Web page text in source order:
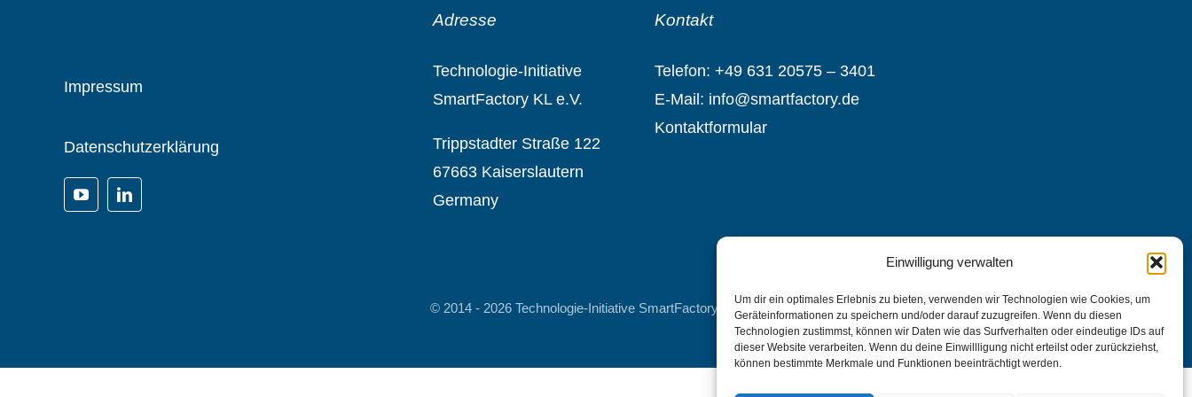
Einwilligung verwalten
Um dir ein optimales Erlebnis zu bieten, verwenden wir Technologien wie Cookies, um
Geräteinformationen zu speichern und/oder darauf zuzugreifen. Wenn du diesen
Technologien zustimmst, können wir Daten wie das Surfverhalten oder eindeutige IDs auf
dieser Website verarbeiten. Wenn du deine Einwillligung nicht erteilst oder zurückziehst,
können bestimmte Merkmale und Funktionen beeinträchtigt werden.
Impressum
Datenschutzerklärung
Adresse
Technologie-Initiative
SmartFactory KL e.V.
Trippstadter Straße 122
67663 Kaiserslautern
Germany
Kontakt
Telefon: +49 631 20575 – 3401
E-Mail: info@smartfactory.de
Kontaktformular
© 2014 - 2026 Technologie-Initiative SmartFactory KL e.V.